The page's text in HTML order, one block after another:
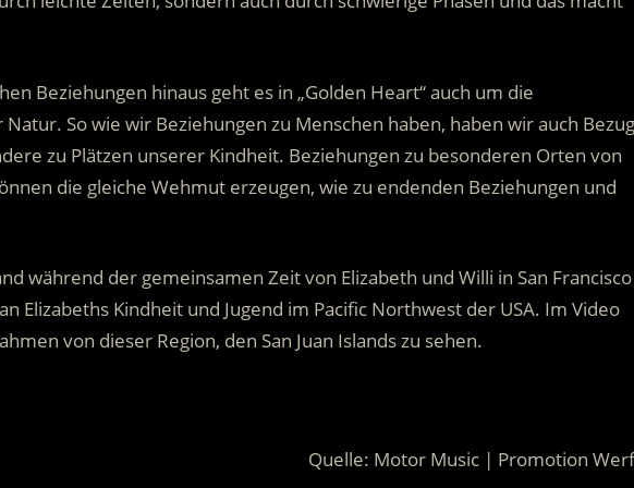
Beziehungen hinaus geht es in „Golden Heart“ auch um die
So wie wir Beziehungen zu Menschen haben, haben wir auch Bezug
zu Plätzen unserer Kindheit. Beziehungen zu besonderen Orten von
die gleiche Wehmut erzeugen, wie zu endenden Beziehungen und
während der gemeinsamen Zeit von Elizabeth und Willi in San Francisco
Elizabeths Kindheit und Jugend im Pacific Northwest der USA. Im Video
von dieser Region, den San Juan Islands zu sehen.
Quelle: Motor Music | Promotion